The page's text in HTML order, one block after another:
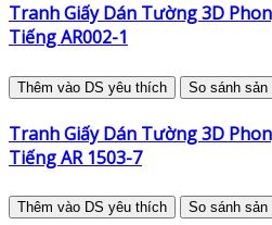
Tranh Giấy Dán Tường 3D
Tiếng AR002-1
Thêm vào DS yêu thích So sánh sản
Tranh Giấy Dán Tường 3D
Tiếng AR 1503-7
Thêm vào DS yêu thích So sánh sản